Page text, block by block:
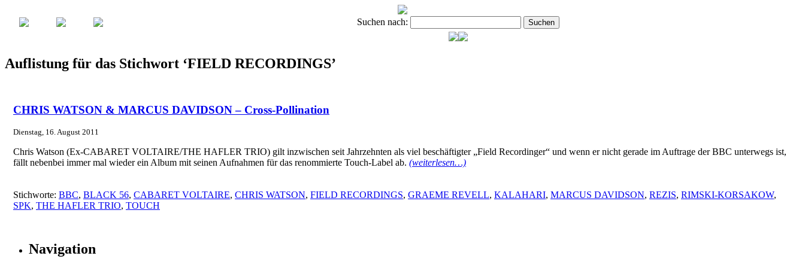
Suchen nach:
Auflistung für das Stichwort ‘FIELD RECORDINGS’
CHRIS WATSON & MARCUS DAVIDSON – Cross-Pollination
Dienstag, 16. August 2011
Chris Watson (Ex-CABARET VOLTAIRE/THE HAFLER TRIO) gilt inzwischen seit Jahrzehnten als viel beschäftigter „Field Recordinger“ und wenn er nicht gerade im Auftrage der BBC unterwegs ist,
fällt nebenbei immer mal wieder ein Album mit seinen Aufnahmen für das renommierte Touch-Label ab. (weiterlesen…)
Stichworte: BBC, BLACK 56, CABARET VOLTAIRE, CHRIS WATSON, FIELD RECORDINGS, GRAEME REVELL, KALAHARI, MARCUS DAVIDSON, REZIS, RIMSKI-KORSAKOW,
SPK, THE HAFLER TRIO, TOUCH
Navigation